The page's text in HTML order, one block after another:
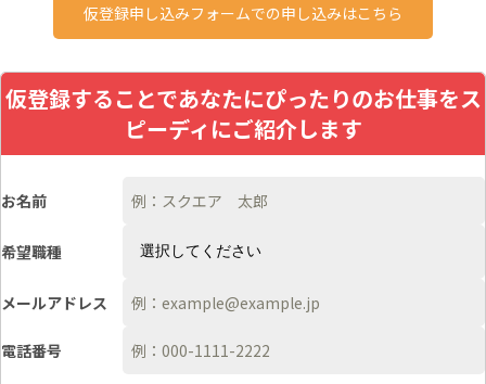
仮登録申し込みフォームでの申し込みはこちら
仮登録することであなたにぴったりのお仕事をス
ピーディにご紹介します
お名前
希望職種
メールアドレス
電話番号